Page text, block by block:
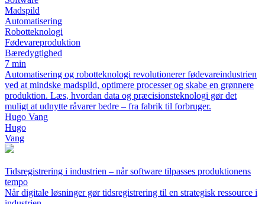
Madspild
Automatisering
Robotteknologi
Fødevareproduktion
Bæredygtighed
7 min
Automatisering og robotteknologi revolutionerer fødevareindustrien
ved at mindske madspild, optimere processer og skabe en grønnere
produktion. Læs, hvordan data og præcisionsteknologi gør det
muligt at udnytte råvarer bedre – fra fabrik til forbruger.
Hugo Vang
Hugo
Vang
Tidsregistrering i industrien – når software tilpasses produktionens
tempo
Når digitale løsninger gør tidsregistrering til en strategisk ressource i